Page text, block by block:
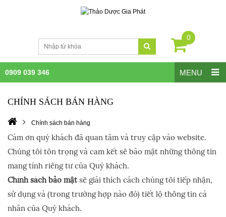
0
MENU
0909 039 346
CHÍNH SÁCH BÁN HÀNG
Chính sách bán hàng
Cám ơn quý khách đã quan tâm và truy cập vào website.
Chúng tôi tôn trọng và cam kết sẽ bảo mật những thông tin
mang tính riêng tư của Quý khách.
Chính sách bảo mậtsẽ giải thích cách chúng tôi tiếp nhận,
sử dụng và (trong trường hợp nào đó) tiết lộ thông tin cá
nhân của Quý khách.